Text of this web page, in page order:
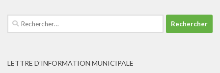
Rechercher :
LETTRE D’INFORMATION MUNICIPALE